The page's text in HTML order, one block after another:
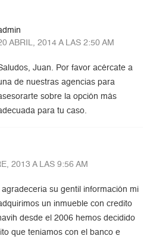
ABRIL, 2014 A LAS 2:50 AM
Juan. Por favor acércate a
de nuestras agencias para
sobre la opción más
para tu caso.
2013 A LAS 9:56 AM
agradeceria su gentil información mi
un inmueble con credito
desde el 2006 hemos decidido
que teniamos con el banco e